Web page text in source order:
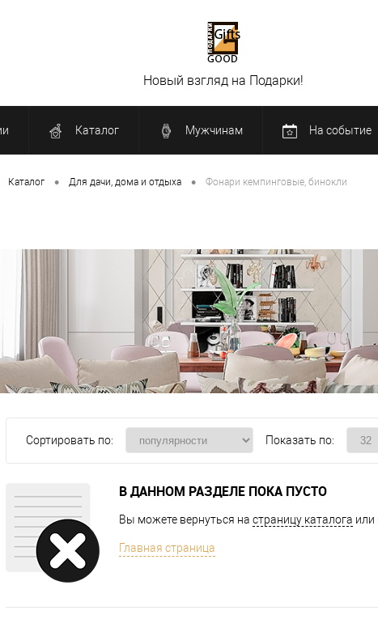
Новый взгляд на Подарки!
Каталог Мужчинам На событие
Каталог • Для дачи, дома и отдыха • Фонари кемпинговые, бинокли
Сортировать по: Показать по:
В ДАННОМ РАЗДЕЛЕ ПОКА ПУСТО
Вы можете вернуться на страницу каталога или
Главная страница